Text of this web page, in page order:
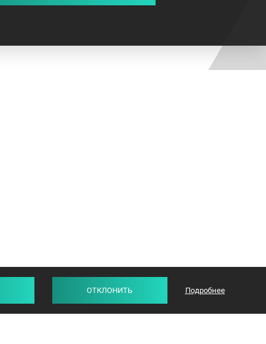
ОТКЛОНИТЬ Подробнее